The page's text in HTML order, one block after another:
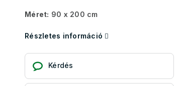
Méret: 90 x 200 cm
Részletes információ
Kérdés